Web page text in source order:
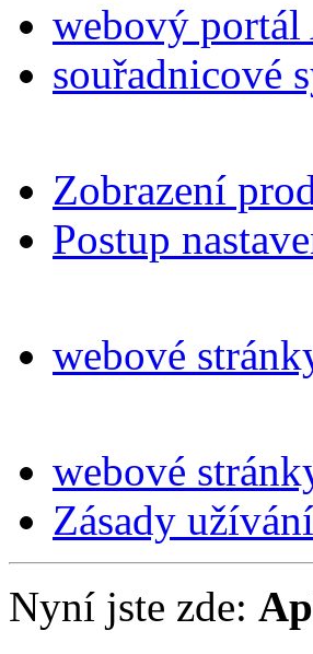
webový
souřadnicové
Zobrazení
Postup
webové
webové
Zásady
Nyní jste zde: